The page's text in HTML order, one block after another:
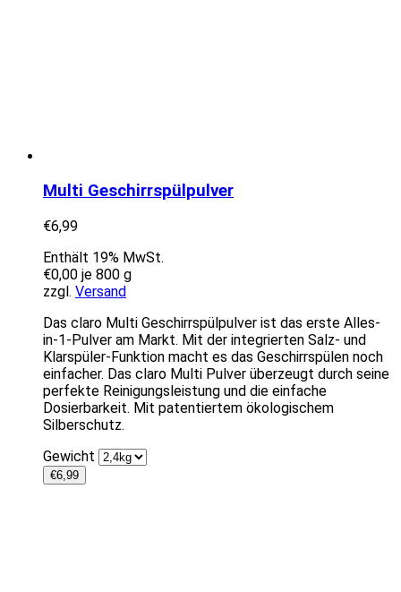
Multi Geschirrspülpulver
€6,99
Enthält 19% MwSt.
€0,00 je 800 g
zzgl. Versand
Das claro Multi Geschirrspülpulver ist das erste Alles-
in-1-Pulver am Markt. Mit der integrierten Salz- und
Klarspüler-Funktion macht es das Geschirrspülen noch
einfacher. Das claro Multi Pulver überzeugt durch seine
perfekte Reinigungsleistung und die einfache
Dosierbarkeit. Mit patentiertem ökologischem
Silberschutz.
Gewicht
€6,99